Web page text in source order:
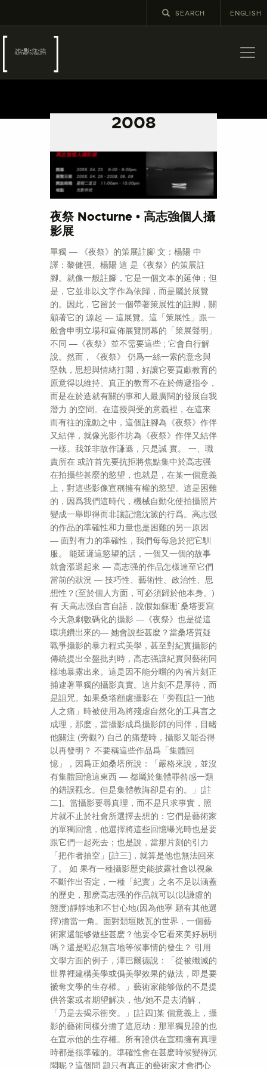
ENGLISH
2008
最新消息
教育及外展
學校課程
出版
夜祭 Nocturne • 高志強個人攝
影展
單獨 ― 《夜祭》的策展註腳 文：楊陽 中
譯：黎健强、楊陽 這 是《夜祭》的策展註
腳。就像一般註腳，它是一個文本的延伸；但
是，它並非以文字作為依歸，而是屬於展覽
的。因此，它留於一個帶著策展性的註脚，關
顧著它的 源起 ― 這展覽。這「策展性」跟一
般會申明立場和宣佈展覽開幕的「策展聲明」
不同 ―《夜祭》並不需要這些 ; 它會自行解
說。然而，《夜祭》 仍爲一絲一索的意念與
堅執，思想與情緒打開，好讓它要貢獻教育的
原意得以維持。真正的教育不在於傳遞指令，
而是在於造就有關的事和人最廣闊的發展自我
潛力 的空間。在這授與受的意義裡，在這來
而有往的流動之中，這個註腳為《夜祭》作伴
又結伴，就像光影作坊為《夜祭》作伴又結伴
一樣。我並非故作謙遜，只是誠 實。 一、職
責所在 或許首先要抗拒將焦點集中於高志强
在拍攝些甚麼的慾望，也就是，在某一個意義
上，對這些影像宣稱擁有權的慾望。這是困難
的，因爲我們這時代，機械自動化使拍攝照片
變成一舉即得而非讓記憶沈澱的行爲。高志强
的作品的準確性和力量也是困難的另一原因
― 面對有力的準確性，我們每每急於把它馴
服。 能延遲這慾望的話，一個又一個的故事
就會漲退起來 ― 高志强的作品怎樣達至它們
當前的狀況 ― 技巧性、藝術性、政治性、思
想性？(至於個人方面，可必須歸於他本身。)
有 天高志强自言自語，說假如蘇珊˙桑塔要寫
今天急劇數碼化的攝影 ―《夜祭》也是從這
環境鑽出來的― 她會說些甚麼？當桑塔質疑
戰爭攝影的暴力程式美學，甚至對紀實攝影的
傳統提出全盤批判時，高志强讓紀實與藝術同
樣地暴露出來。這是因不能分嚐的內省片刻正
捕逮著單獨的攝影真實。這片刻不是厚待，而
是詛咒。如果桑塔顧慮攝影在「旁觀[註一]他
人之痛」時被使用為將殘虐自然化的工具言之
成理，那麽，當攝影成爲攝影師的同伴，目睹
他關注 (旁觀?) 自己的痛楚時，攝影又能否得
以再發明？ 不要稱這些作品爲「集體回
憶」，因爲正如桑塔所說：「嚴格來說，並沒
有集體回憶這東西 ― 都屬於集體罪咎感一類
的錯誤觀念。但是集體教誨卻是有的。」[註
二]。當攝影要尋真理，而不是只求事實，照
片就不止於社會所選擇去想的：它們是藝術家
的單獨回憶，他選擇將這些回憶曝光時也是要
跟它們一起死去；也是說，當那片刻的引力
「把作者抽空」[註三]，就算是他也無法回來
了。 如 果有一種攝影歷史能披露社會以視象
不斷作出否定，一種「紀實」之名不足以涵蓋
的歷史，那麽高志强的作品就可以(以謙虛的
態度)靜靜地和不甘心地(因為他寧 願有其他選
擇)擔當一角。面對頽垣敗瓦的世界，一個藝
術家還能够做些甚麽？他要令它看來美好易明
嗎？還是啞忍無言地等候事情的發生？ 引用
文學方面的例子，澤巴爾德說：「從被殲滅的
世界裡建構美學或僞美學效果的做法，即是要
褫奪文學的生存權。」藝術家能够做的不是提
供答案或者期望解决，他/她不是去消解，
「乃是去揭示衝突。」[註四]某 個意義上，攝
影的藝術同樣分擔了這厄劫：那單獨見證的也
在宣示他的生存權。所有證供在宣稱擁有真理
時都是很準確的。準確性會在甚麽時候變得沉
悶呢？這個問 題只有真正的藝術家才會捫心